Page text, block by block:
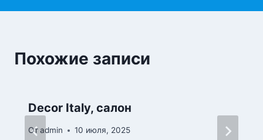
записям
Похожие записи
Decor Italy, салон
Отadmin 10 июля, 2025